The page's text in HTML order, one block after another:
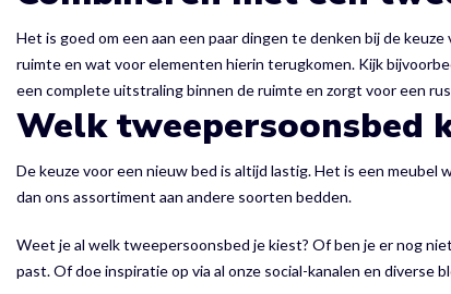
Het is goed om een aan een paar dingen te denken bij de
ruimte en wat voor elementen hierin terugkomen. Kijk
een complete uitstraling binnen de ruimte en zorgt voor een
Welk tweepersoonsbed
De keuze voor een nieuw bed is altijd lastig. Het is een meubel
dan ons assortiment aan andere soorten bedden.
Weet je al welk tweepersoonsbed je kiest? Of ben je er nog
past. Of doe inspiratie op via al onze social-kanalen en